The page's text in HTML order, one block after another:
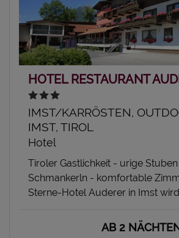
HOTEL RESTAURANT
IMST/KARRÖSTEN,
IMST, TIROL
Hotel
Tiroler Gastlichkeit - urige
Schmankerln - komfortable
Sterne-Hotel Auderer in Imst wird
AB 2